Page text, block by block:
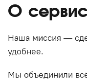
О
Наша миссия —
удобнее.
Мы объединили